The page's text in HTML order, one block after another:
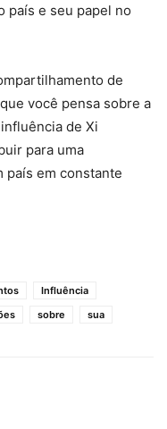
país e seu papel no
de
você pensa sobre a
de Xi
para uma
país em constante
Influência
sobre sua